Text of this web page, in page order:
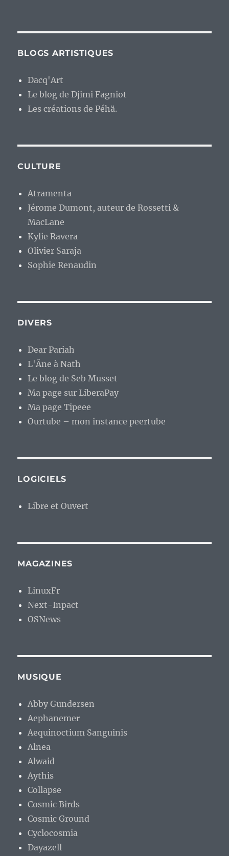
BLOGS ARTISTIQUES
Dacq'Art
Le blog de Djimi Fagniot
Les créations de Péhä.
CULTURE
Atramenta
Jérome Dumont, auteur de Rossetti &
MacLane
Kylie Ravera
Olivier Saraja
Sophie Renaudin
DIVERS
Dear Pariah
L'Âne à Nath
Le blog de Seb Musset
Ma page sur LiberaPay
Ma page Tipeee
Ourtube – mon instance peertube
LOGICIELS
Libre et Ouvert
MAGAZINES
LinuxFr
Next-Inpact
OSNews
MUSIQUE
Abby Gundersen
Aephanemer
Aequinoctium Sanguinis
Alnea
Alwaid
Aythis
Collapse
Cosmic Birds
Cosmic Ground
Cyclocosmia
Dayazell